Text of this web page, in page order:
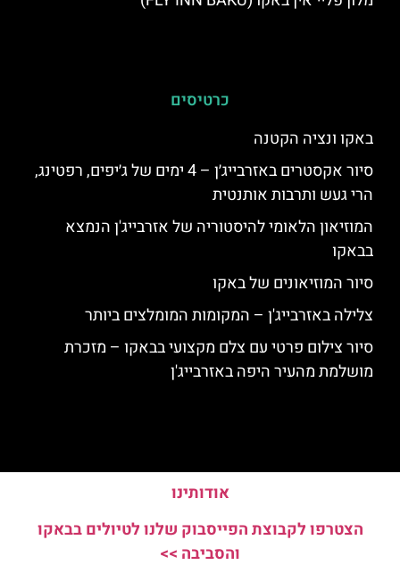
כרטיסים
באקו ונציה הקטנה
סיור אקסטרים באזרבייג׳ן – 4 ימים של ג׳יפים, רפטינג,
הרי געש ותרבות אותנטית
המוזיאון הלאומי להיסטוריה של אזרבייג'ן הנמצא
בבאקו
סיור המוזיאונים של באקו
צלילה באזרבייג'ן – המקומות המומלצים ביותר
סיור צילום פרטי עם צלם מקצועי בבאקו – מזכרת
מושלמת מהעיר היפה באזרבייג'ן
אודותינו
הצטרפו לקבוצת הפייסבוק שלנו לטיולים בבאקו
והסביבה >>